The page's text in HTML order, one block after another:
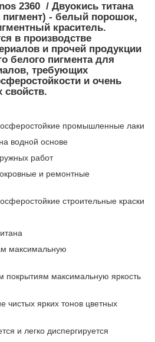
2360 / Двуокись титана
- белый порошок,
краситель.
в производстве
и прочей продукции
белого пигмента для
требующих
и очень
свойств.
промышленные лаки
водной основе
работ
и ремонтные
строительные краски
максимальную
покрытиям максимальную яркость
чистых ярких тонов цветных
и легко диспергируется